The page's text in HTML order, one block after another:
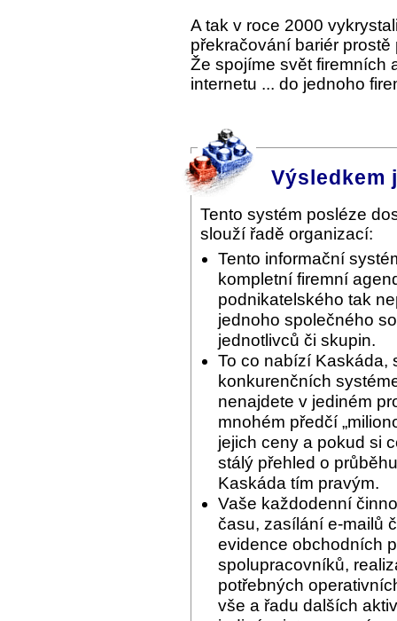
A tak v roce 2000
překračování bariér
Že spojíme svět firemních
internetu ... do jednoho
Výsledkem
Tento systém posléze
slouží řadě organizací:
Tento informační
kompletní firemní
podnikatelského tak
jednoho společného
jednotlivců či skupin.
To co nabízí Kaskáda,
konkurenčních
nenajdete v jediném
mnohém předčí
jejich ceny a pokud si
stálý přehled o
Kaskáda tím pravým.
Vaše každodenní
času, zasílání e-mailů
evidence obchodních
spolupracovníků,
potřebných
vše a řadu dalších